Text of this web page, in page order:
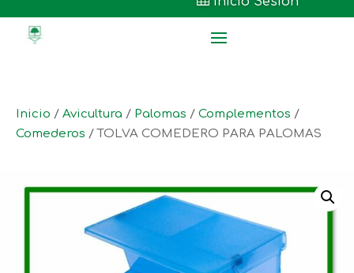
Inicio / Avicultura / Palomas / Complementos /
Comederos / TOLVA COMEDERO PARA PALOMAS